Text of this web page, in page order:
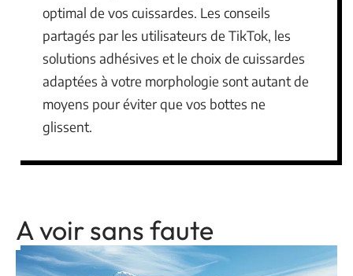
optimal de vos cuissardes. Les conseils
partagés par les utilisateurs de TikTok, les
solutions adhésives et le choix de cuissardes
adaptées à votre morphologie sont autant de
moyens pour éviter que vos bottes ne
glissent.
A voir sans faute